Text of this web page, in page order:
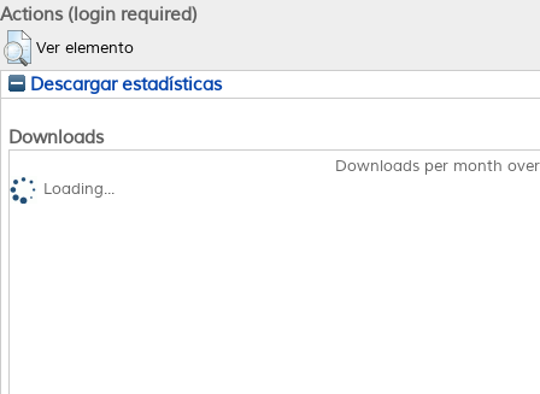
Actions (login required)
Ver elemento
Descargar estadísticas
Downloads
Downloads per month
Loading...